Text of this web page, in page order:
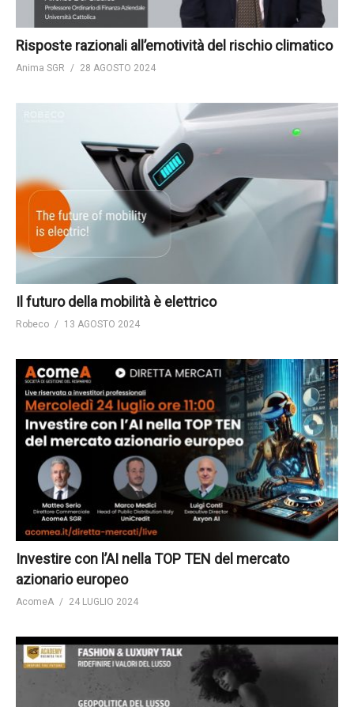
Risposte razionali all’emotività del rischio climatico
Anima SGR 28 AGOSTO 2024
Il futuro della mobilità è elettrico
Robeco 13 AGOSTO 2024
Investire con l’AI nella TOP TEN del mercato
azionario europeo
AcomeA 24 LUGLIO 2024